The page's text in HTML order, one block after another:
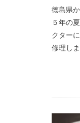
徳島県
５年の
クター
修理し